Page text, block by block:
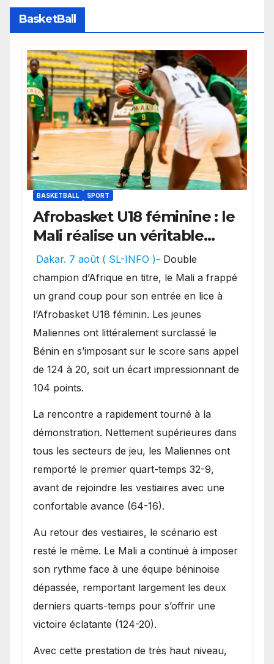
BasketBall
BASKETBALL SPORT
Afrobasket U18 féminine : le
Mali réalise un véritable
festival offensif et inflige
une lourde défaite au
Bénin.
Dakar. 7 août ( SL-INFO )- Double
champion d’Afrique en titre, le Mali a frappé
un grand coup pour son entrée en lice à
l’Afrobasket U18 féminin. Les jeunes
Maliennes ont littéralement surclassé le
Bénin en s’imposant sur le score sans appel
de 124 à 20, soit un écart impressionnant de
104 points.
La rencontre a rapidement tourné à la
démonstration. Nettement supérieures dans
tous les secteurs de jeu, les Maliennes ont
remporté le premier quart-temps 32-9,
avant de rejoindre les vestiaires avec une
confortable avance (64-16).
Au retour des vestiaires, le scénario est
resté le même. Le Mali a continué à imposer
son rythme face à une équipe béninoise
dépassée, remportant largement les deux
derniers quarts-temps pour s’offrir une
victoire éclatante (124-20).
Avec cette prestation de très haut niveau,